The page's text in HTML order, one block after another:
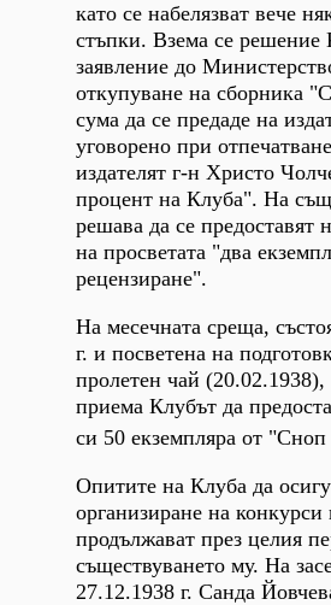
като се набелязват вече
стъпки. Взема се решение
заявление до
откупуване на сборника
сума да се предаде на
уговорено при
издателят г-н Христо
процент на Клуба". На
решава да се предоставят
на просветата "два
рецензиране".
На месечната среща,
г. и посветена на
пролетен чай (20.02.1938),
приема Клубът да
си 50 екземпляра от "Сноп
Опитите на Клуба да
организиране на конкурси
продължават през целия
съществуването му. На
27.12.1938 г. Санда